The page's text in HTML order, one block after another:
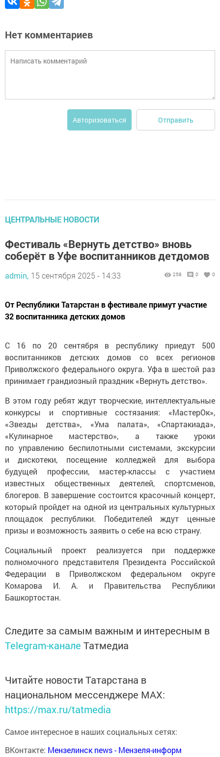
Нет комментариев
Авторизоваться Отправить
ЦЕНТРАЛЬНЫЕ НОВОСТИ
Фестиваль «Вернуть детство» вновь
соберёт в Уфе воспитанников детдомов
admin, 15 сентября 2025 - 14:33 258 0 0
От Республики Татарстан в фестивале примут участие
32 воспитанника детских домов
С 16 по 20 сентября в республику приедут 500
воспитанников детских домов со всех регионов
Приволжского федерального округа. Уфа в шестой раз
принимает грандиозный праздник «Вернуть детство».
В этом году ребят ждут творческие, интеллектуальные
конкурсы и спортивные состязания: «МастерОк»,
«Звезды детства», «Ума палата», «Спартакиада»,
«Кулинарное мастерство», а также уроки
по управлению беспилотными системами, экскурсии
и дискотеки, посещение колледжей для выбора
будущей профессии, мастер-классы с участием
известных общественных деятелей, спортсменов,
блогеров. В завершение состоится красочный концерт,
который пройдет на одной из центральных культурных
площадок республики. Победителей ждут ценные
призы и возможность заявить о себе на всю страну.
Социальный проект реализуется при поддержке
полномочного представителя Президента Российской
Федерации в Приволжском федеральном округе
Комарова И. А. и Правительства Республики
Башкортостан.
Следите за самым важным и интересным в
Telegram-канале Татмедиа
Читайте новости Татарстана в
национальном мессенджере MАХ:
https://max.ru/tatmedia
Самое интересное в наших социальных сетях:
ВКонтакте: Мензелинск news - Мензеля-информ